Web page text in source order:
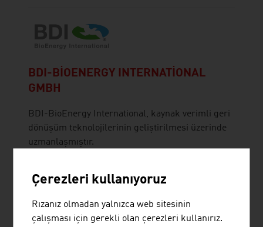
BDI-BIOENERGY INTERNATIONAL
GMBH
BDI-BioEnergy International, kaynak verimli geri
dönüşüm teknolojilerinin geliştirilmesi üzerinde
uzmanlaşmıştır.
BINDER + CO AG
Çerezleri kullanıyoruz
Rızanız olmadan yalnızca web sitesinin
çalışması için gerekli olan çerezleri kullanırız.